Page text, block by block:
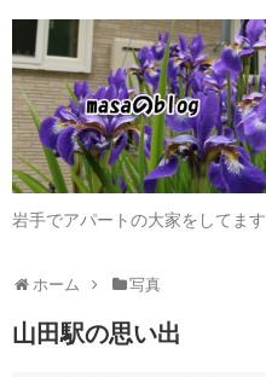
岩手でアパートの大家をしてます
ホーム 写真
山田駅の思い出